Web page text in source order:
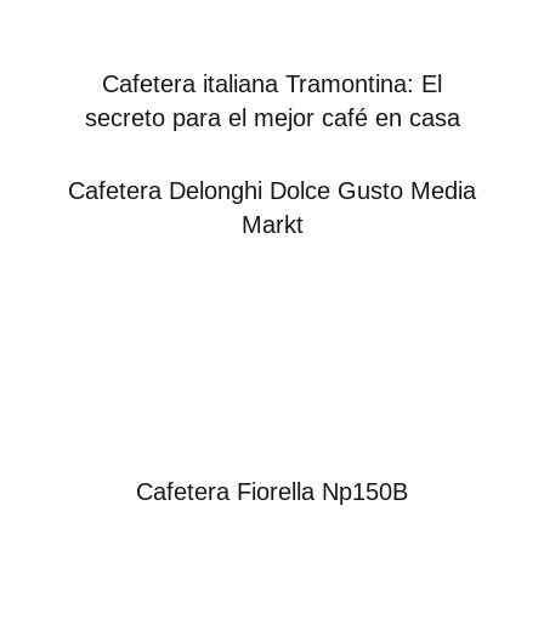
Cafetera italiana Tramontina: El
secreto para el mejor café en casa
Cafetera Delonghi Dolce Gusto Media
Markt
Cafetera Fiorella Np150B